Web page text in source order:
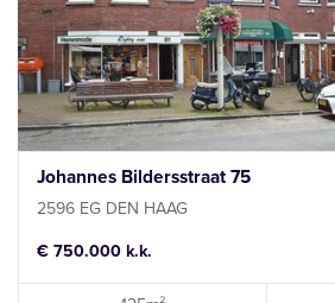
Johannes Bildersstraat 75
2596 EG DEN HAAG
€ 750.000 k.k.